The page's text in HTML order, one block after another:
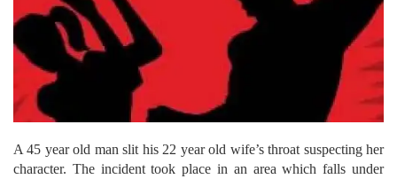
A 45 year old man slit his 22 year old wife’s throat suspecting her
character. The incident took place in an area which falls under